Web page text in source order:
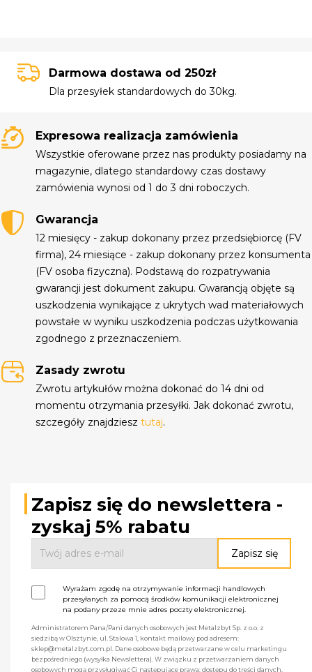
Darmowa dostawa od 250zł
Dla przesyłek standardowych do 30kg.
Expresowa realizacja zamówienia
Wszystkie oferowane przez nas produkty posiadamy na
magazynie, dlatego standardowy czas dostawy
zamówienia wynosi od 1 do 3 dni roboczych.
Gwarancja
12 miesięcy - zakup dokonany przez przedsiębiorcę (FV
firma), 24 miesiące - zakup dokonany przez konsumenta
(FV osoba fizyczna). Podstawą do rozpatrywania
gwarancji jest dokument zakupu. Gwarancją objęte są
uszkodzenia wynikające z ukrytych wad materiałowych
powstałe w wyniku uszkodzenia podczas użytkowania
zgodnego z przeznaczeniem.
Zasady zwrotu
Zwrotu artykułów można dokonać do 14 dni od
momentu otrzymania przesyłki. Jak dokonać zwrotu,
szczegóły znajdziesztutaj.
Zapisz się do newslettera -
zyskaj 5% rabatu
Wyrażam zgodę na otrzymywanie informacji handlowych
przesyłanych za pomocą środków komunikacji elektronicznej
na podany przeze mnie adres poczty elektronicznej.
Administratorem Pana/Pani danych osobowych jest Metalzbyt Sp. z o.o. z
siedzibą w Olsztynie, ul. Stalowa 1, kontakt mailowy pod adresem:
sklep@metalzbyt.com.pl. Dane osobowe będą przetwarzane w celu marketingu
bezpośredniego (wysyłka Newslettera). W związku z przetwarzaniem danych
osobowych mogą przysługiwać Ci następujące prawa: dostępu do treści danych,